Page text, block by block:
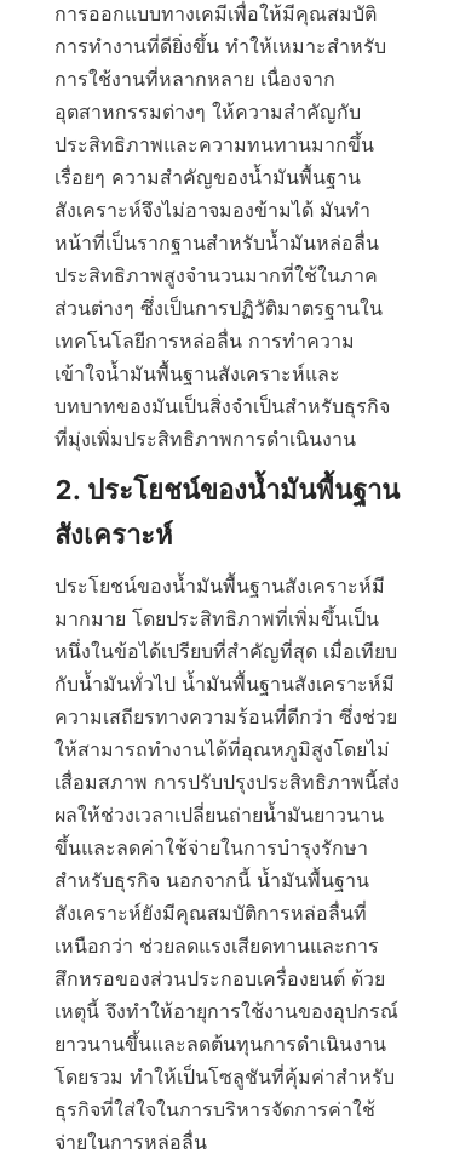
การออกแบบทางเคมีเพื่อให้มีคุณสมบัติ
การทำงานที่ดียิ่งขึ้น ทำให้เหมาะสำหรับ
การใช้งานที่หลากหลาย เนื่องจาก
อุตสาหกรรมต่างๆ ให้ความสำคัญกับ
ประสิทธิภาพและความทนทานมากขึ้น
เรื่อยๆ ความสำคัญของน้ำมันพื้นฐาน
สังเคราะห์จึงไม่อาจมองข้ามได้ มันทำ
หน้าที่เป็นรากฐานสำหรับน้ำมันหล่อลื่น
ประสิทธิภาพสูงจำนวนมากที่ใช้ในภาค
ส่วนต่างๆ ซึ่งเป็นการปฏิวัติมาตรฐานใน
เทคโนโลยีการหล่อลื่น การทำความ
เข้าใจน้ำมันพื้นฐานสังเคราะห์และ
บทบาทของมันเป็นสิ่งจำเป็นสำหรับธุรกิจ
ที่มุ่งเพิ่มประสิทธิภาพการดำเนินงาน
2. ประโยชน์ของน้ำมันพื้นฐาน
ประโยชน์ของน้ำมันพื้นฐานสังเคราะห์มี
มากมาย โดยประสิทธิภาพที่เพิ่มขึ้นเป็น
หนึ่งในข้อได้เปรียบที่สำคัญที่สุด เมื่อเทียบ
กับน้ำมันทั่วไป น้ำมันพื้นฐานสังเคราะห์มี
ความเสถียรทางความร้อนที่ดีกว่า ซึ่งช่วย
ให้สามารถทำงานได้ที่อุณหภูมิสูงโดยไม่
เสื่อมสภาพ การปรับปรุงประสิทธิภาพนี้ส่ง
ผลให้ช่วงเวลาเปลี่ยนถ่ายน้ำมันยาวนาน
ขึ้นและลดค่าใช้จ่ายในการบำรุงรักษา
สำหรับธุรกิจ นอกจากนี้ น้ำมันพื้นฐาน
สังเคราะห์ยังมีคุณสมบัติการหล่อลื่นที่
เหนือกว่า ช่วยลดแรงเสียดทานและการ
สึกหรอของส่วนประกอบเครื่องยนต์ ด้วย
เหตุนี้ จึงทำให้อายุการใช้งานของอุปกรณ์
ยาวนานขึ้นและลดต้นทุนการดำเนินงาน
โดยรวม ทำให้เป็นโซลูชันที่คุ้มค่าสำหรับ
ธุรกิจที่ใส่ใจในการบริหารจัดการค่าใช้
จ่ายในการหล่อลื่น